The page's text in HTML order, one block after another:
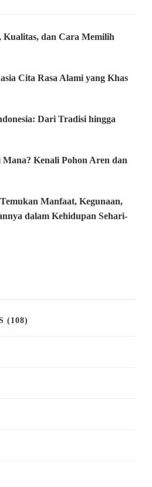
dan Cara Memilih
Cita Rasa Alami yang Khas
Dari Tradisi hingga
Kenali Pohon Aren dan
Manfaat, Kegunaan,
dalam Kehidupan Sehari-
(108)